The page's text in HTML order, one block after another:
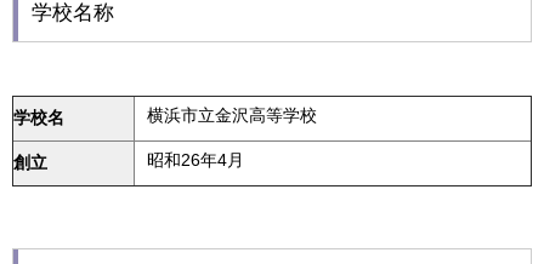
学校名称
学校名 横浜市立金沢高等学校
創立 昭和26年4月